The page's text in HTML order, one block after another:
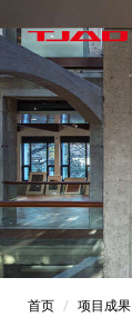
首页 项目成果